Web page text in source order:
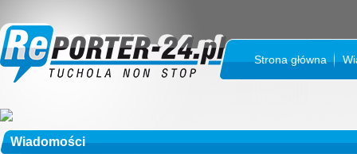
Strona główna
Wiadomości